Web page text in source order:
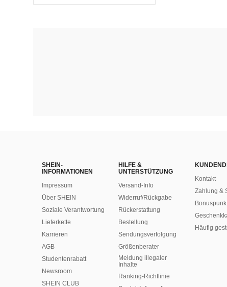
SHEIN-
INFORMATIONEN
Impressum
Über SHEIN
Soziale Verantwortung
Lieferkette
Karrieren
AGB
Studentenrabatt
Newsroom
SHEIN CLUB
HILFE &
UNTERSTÜTZUNG
Versand-Info
Widerruf/Rückgabe
Rückerstattung
Bestellung
Sendungsverfolgung
Größenberater
Meldung illegaler
Inhalte
Ranking-Richtlinie
Kontakt
Zahlung &
Häufig